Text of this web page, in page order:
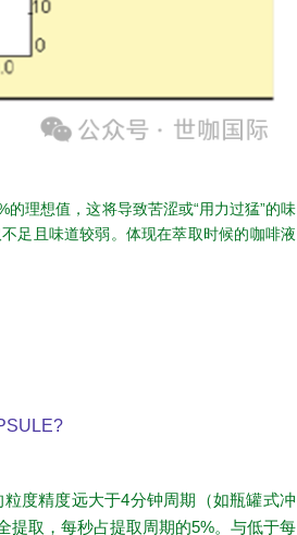
理想值，这将导致苦涩或“用力过猛”的味
足且味道较弱。体现在萃取时候的咖啡液
度精度远大于4分钟周期（如瓶罐式冲
提取，每秒占提取周期的5%。与低于每